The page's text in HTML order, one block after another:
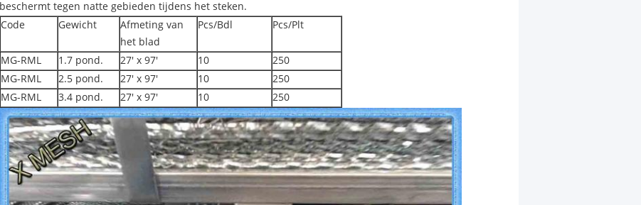
beschermt tegen natte gebieden tijdens het steken.
Code
Gewicht
Afmeting van
het blad
Pcs/Bdl Pcs/Plt
MG-RML 1.7 pond. 27' x 97' 10
250
MG-RML
2.5 pond. 27' x 97' 10
250
MG-RML
3.4 pond. 27' x 97' 10 250